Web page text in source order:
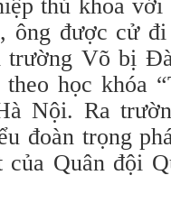
thủ khoa
ông được cử
Võ bị
học khóa
Nội. Ra
đoàn trọng
của Quân đội